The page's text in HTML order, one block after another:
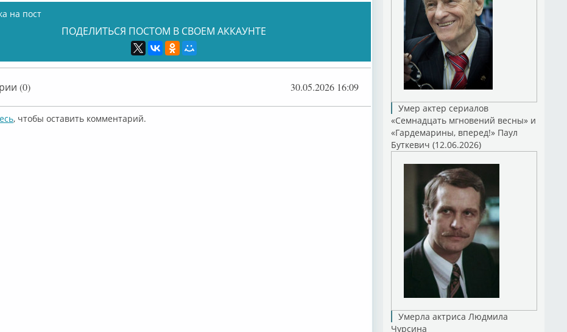
на пост
ПОДЕЛИТЬСЯ ПОСТОМ В СВОЕМ АККАУНТЕ
(0) 30.05.2026 16:09
, чтобы оставить комментарий.
Умер актер сериалов
«Семнадцать мгновений весны» и
«Гардемарины, вперед!» Паул
Буткевич (12.06.2026)
Умерла актриса Людмила
Чурсина